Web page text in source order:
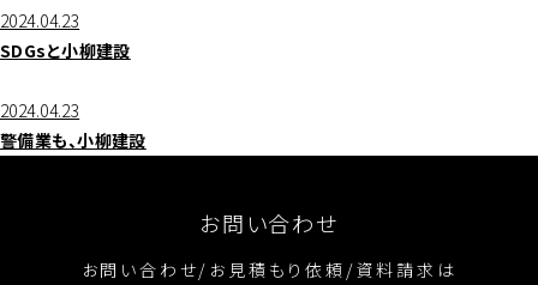
2024.04.23
SDGsと小柳建設
2024.04.23
警備業も、小柳建設
お問い合わせ
お問い合わせ/お見積もり依頼/資料請求は